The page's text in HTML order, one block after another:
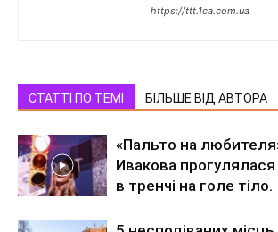
https://ttt.1ca.com.ua
СТАТТІ ПО ТЕМІ БІЛЬШЕ ВІД АВТОРА
«Пальто на
Ивакова
в тренчі на голе тіло.